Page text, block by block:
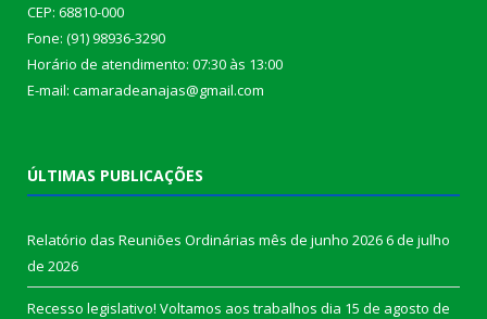
CEP: 68810-000
Fone: (91) 98936-3290
Horário de atendimento: 07:30 às 13:00
E-mail: camaradeanajas@gmail.com
ÚLTIMAS PUBLICAÇÕES
Relatório das Reuniões Ordinárias mês de junho 20266 de julho
de 2026
Recesso legislativo! Voltamos aos trabalhos dia 15 de agosto de